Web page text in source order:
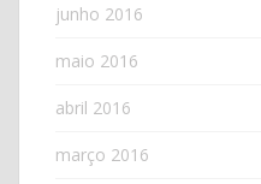
junho 2016
maio 2016
abril 2016
março 2016